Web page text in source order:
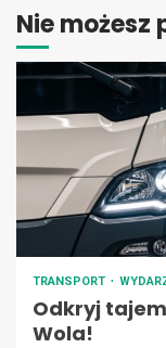
Nie możesz
TRANSPORT
Odkryj
Wola!